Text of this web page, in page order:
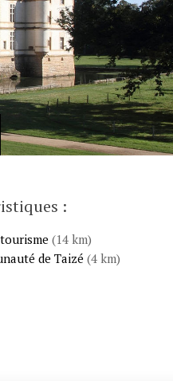
:
(14 km)
de Taizé (4 km)